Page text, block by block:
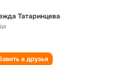
Татаринцева
в друзья